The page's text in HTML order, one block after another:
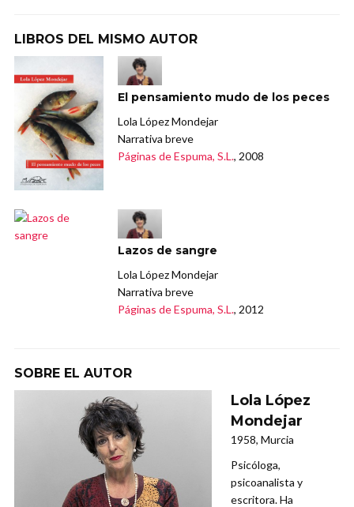
LIBROS DEL MISMO AUTOR
El pensamiento mudo de los peces
Lola López Mondejar
Narrativa breve
Páginas de Espuma, S.L., 2008
Lazos de sangre
Lola López Mondejar
Narrativa breve
Páginas de Espuma, S.L., 2012
SOBRE EL AUTOR
Lola López
Mondejar
1958, Murcia
Psicóloga,
psicoanalista y
escritora. Ha